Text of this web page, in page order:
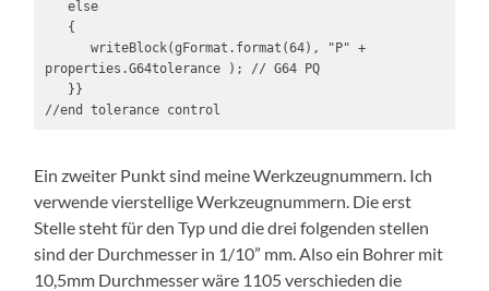
properties.G64tolerance ); // G64 PQ
//end tolerance control
Ein zweiter Punkt sind meine Werkzeugnummern. Ich
verwende vierstellige Werkzeugnummern. Die erst
Stelle steht für den Typ und die drei folgenden stellen
sind der Durchmesser in 1/10” mm. Also ein Bohrer mit
10,5mm Durchmesser wäre 1105 verschieden die